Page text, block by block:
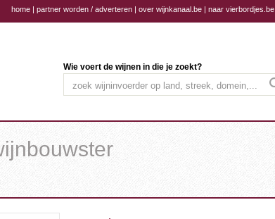
home | partner worden / adverteren | over wijnkanaal.be | naar vierbordjes.be
Wie voert de wijnen in die je zoekt?